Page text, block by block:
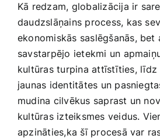
Kā redzam, globalizācija ‍ir
daudzslāņains process, kas
ekonomiskās saslēgšanās, bet
savstarpējo ietekmi un
kultūras turpina attīstīties,
jaunas identitātes un
mudina cilvēkus saprast un
kultūras izteiksmes veidus.
‍apzināties,ka šī procesā var